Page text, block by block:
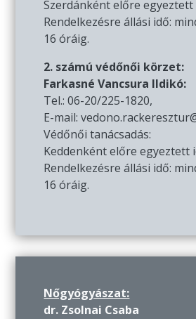
Szerdánként előre
Rendelkezésre állási idő:
16 óráig.
2. számú védőnői körzet:
Farkasné Vancsura Ildikó:
Tel.: 06-20/225-1820,
E-mail:
Védőnői tanácsadás:
Keddenként előre egyeztett
Rendelkezésre állási idő:
16 óráig.
Nőgyógyászat:
dr. Zsolnai Csaba